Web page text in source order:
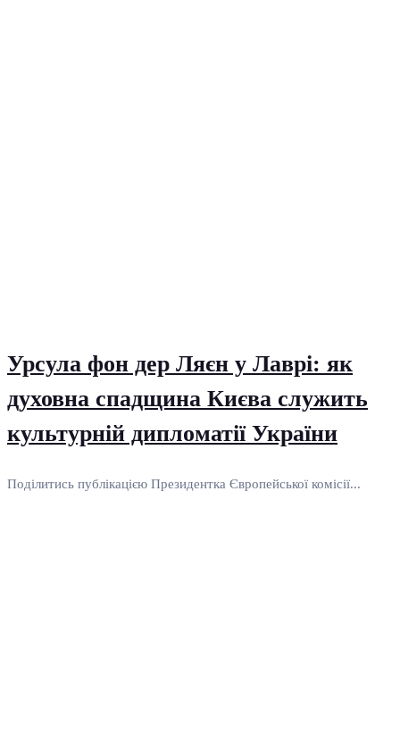
Урсула фон дер Ляєн у Лаврі: як
духовна спадщина Києва служить
культурній дипломатії України
Поділитись публікацією Президентка Європейської комісії...